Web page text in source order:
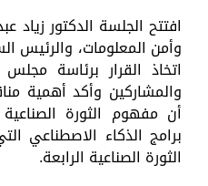
افتتح الجلسة الدكتور زياد
وأمن المعلومات، والرئيس
اتخاذ القرار برئاسة
والمشاركين وأكد أهمية
أن مفهوم الثورة
برامج الذكاء الاصطناعي
الثورة الصناعية الرابعة.